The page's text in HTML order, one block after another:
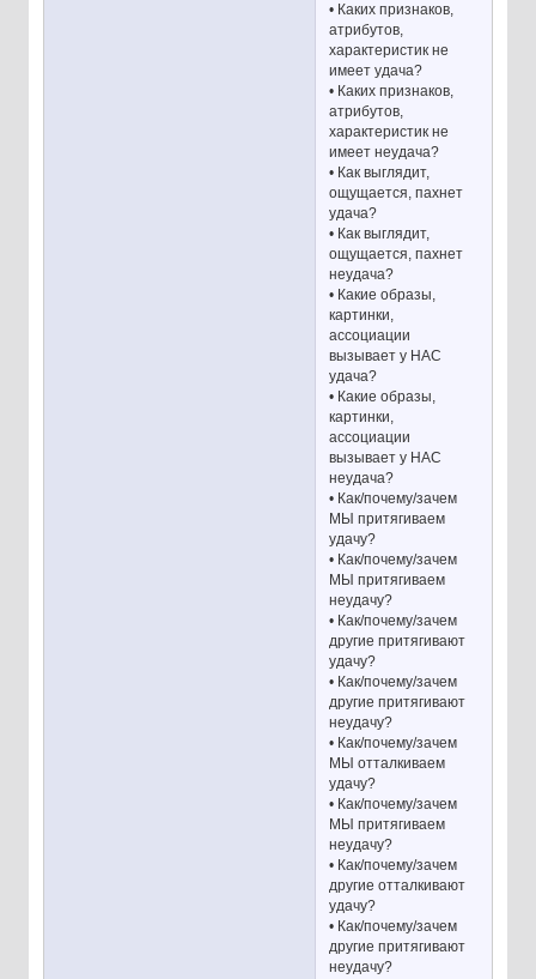
• Каких признаков,
атрибутов,
характеристик не
имеет удача?
• Каких признаков,
атрибутов,
характеристик не
имеет неудача?
• Как выглядит,
ощущается, пахнет
удача?
• Как выглядит,
ощущается, пахнет
неудача?
• Какие образы,
картинки,
ассоциации
вызывает у НАС
удача?
• Какие образы,
картинки,
ассоциации
вызывает у НАС
неудача?
• Как/почему/зачем
МЫ притягиваем
удачу?
• Как/почему/зачем
МЫ притягиваем
неудачу?
• Как/почему/зачем
другие притягивают
удачу?
• Как/почему/зачем
другие притягивают
неудачу?
• Как/почему/зачем
МЫ отталкиваем
удачу?
• Как/почему/зачем
МЫ притягиваем
неудачу?
• Как/почему/зачем
другие отталкивают
удачу?
• Как/почему/зачем
другие притягивают
неудачу?